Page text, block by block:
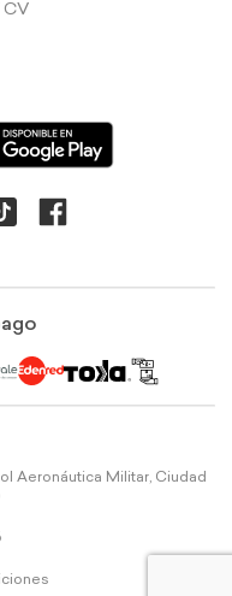
CV
Aeronáutica Militar, Ciudad